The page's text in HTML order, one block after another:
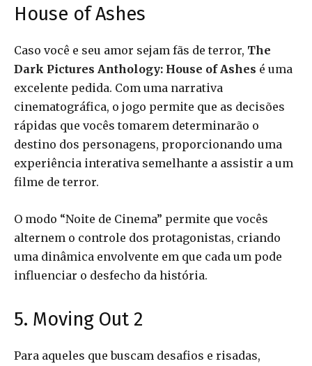
House of Ashes
Caso você e seu amor sejam fãs de terror, The
Dark Pictures Anthology: House of Ashes é uma
excelente pedida. Com uma narrativa
cinematográfica, o jogo permite que as decisões
rápidas que vocês tomarem determinarão o
destino dos personagens, proporcionando uma
experiência interativa semelhante a assistir a um
filme de terror.
O modo “Noite de Cinema” permite que vocês
alternem o controle dos protagonistas, criando
uma dinâmica envolvente em que cada um pode
influenciar o desfecho da história.
5. Moving Out 2
Para aqueles que buscam desafios e risadas,